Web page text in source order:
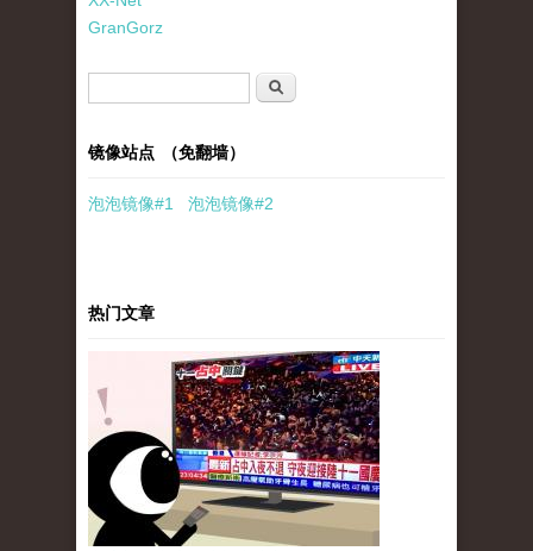
GranGorz
搜索
镜像站点 （免翻墙）
泡泡镜像#1 泡泡镜像#2
热门文章